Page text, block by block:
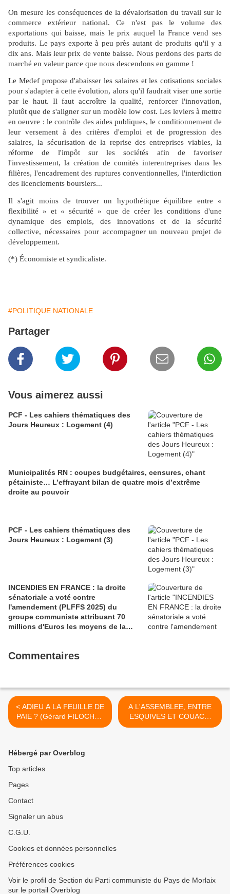
On mesure les conséquences de la dévalorisation du travail sur le
commerce extérieur national. Ce n'est pas le volume des
exportations qui baisse, mais le prix auquel la France vend ses
produits. Le pays exporte à peu près autant de produits qu'il y a
dix ans. Mais leur prix de vente baisse. Nous perdons des parts de
marché en valeur parce que nous descendons en gamme !
Le Medef propose d'abaisser les salaires et les cotisations sociales
pour s'adapter à cette évolution, alors qu'il faudrait viser une sortie
par le haut. Il faut accroître la qualité, renforcer l'innovation,
plutôt que de s'aligner sur un modèle low cost. Les leviers à mettre
en oeuvre : le contrôle des aides publiques, le conditionnement de
leur versement à des critères d'emploi et de progression des
salaires, la sécurisation de la reprise des entreprises viables, la
réforme de l'impôt sur les sociétés afin de favoriser
l'investissement, la création de comités interentreprises dans les
filières, l'encadrement des ruptures conventionnelles, l'interdiction
des licenciements boursiers...
Il s'agit moins de trouver un hypothétique équilibre entre «
flexibilité » et « sécurité » que de créer les conditions d'une
dynamique des emplois, des innovations et de la sécurité
collective, nécessaires pour accompagner un nouveau projet de
développement.
(*) Économiste et syndicaliste.
#POLITIQUE NATIONALE
Partager
Vous aimerez aussi
PCF - Les cahiers thématiques des
Jours Heureux : Logement (4)
Municipalités RN : coupes budgétaires, censures, chant
pétainiste… L’effrayant bilan de quatre mois d’extrême
droite au pouvoir
PCF - Les cahiers thématiques des
Jours Heureux : Logement (3)
INCENDIES EN FRANCE : la droite
sénatoriale a voté contre
l'amendement (PLFFS 2025) du
groupe communiste attribuant 70
millions d'Euros les moyens de la
Commentaires
< ADIEU A LA FEUILLE DE
PAIE ? (Gérard FILOCHE -
L'Humanité Dimanche - 22
A L'ASSEMBLEE, ENTRE
ESQUIVES ET COUACS,
LA MORALISATION A
Hébergé par Overblog
Top articles
Pages
Contact
Signaler un abus
C.G.U.
Cookies et données personnelles
Préférences cookies
Voir le profil de Section du Parti communiste du Pays de Morlaix
sur le portail Overblog